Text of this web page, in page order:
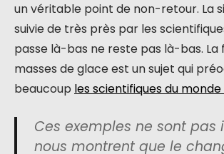
un véritable point de non-retour. La
suivie de très près par les
passe là-bas ne reste pas là-bas. La
masses de glace est un sujet qui
beaucoup les scientifiques du
Ces exemples ne sont pas
nous montrent que le